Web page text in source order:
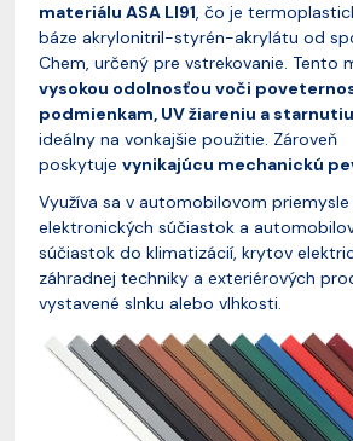
materiálu ASA LI91, čo je
báze akrylonitril-styrén-akrylátu od
Chem, určený pre vstrekovanie. Tento
vysokou odolnosťou voči
podmienkam, UV žiareniu a
ideálny na vonkajšie použitie. Zároveň
poskytuje vynikajúcu mechanickú
Využíva sa v automobilovom
elektronických súčiastok a
súčiastok do klimatizácií, krytov
záhradnej techniky a exteriérových
vystavené slnku alebo vlhkosti.